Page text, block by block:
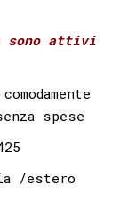
sono attivi
spese
/estero